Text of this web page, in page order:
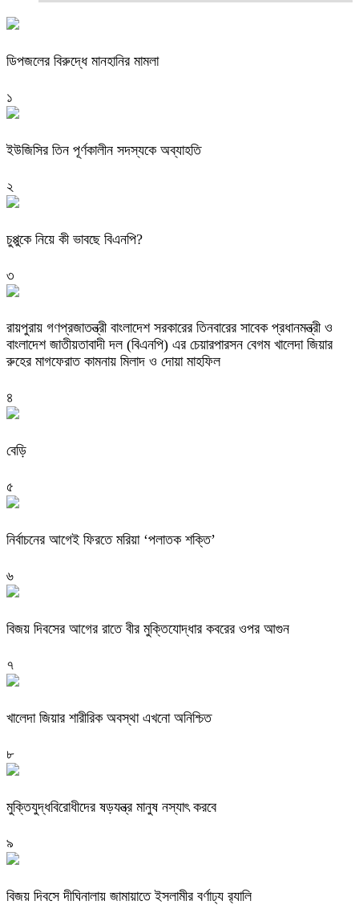
ডিপজলের বিরুদ্ধে মানহানির মামলা
১
ইউজিসির তিন পূর্ণকালীন সদস্যকে অব্যাহতি
২
চুপ্পুকে নিয়ে কী ভাবছে বিএনপি?
৩
রায়পুরায় গণপ্রজাতন্ত্রী বাংলাদেশ সরকারের তিনবারের সাবেক প্রধানমন্ত্রী ও
বাংলাদেশ জাতীয়তাবাদী দল (বিএনপি) এর চেয়ারপারসন বেগম খালেদা জিয়ার
রুহের মাগফেরাত কামনায় মিলাদ ও দোয়া মাহফিল
৪
বেড়ি
৫
নির্বাচনের আগেই ফিরতে মরিয়া ‘পলাতক শক্তি’
৬
বিজয় দিবসের আগের রাতে বীর মুক্তিযোদ্ধার কবরের ওপর আগুন
৭
খালেদা জিয়ার শারীরিক অবস্থা এখনো অনিশ্চিত
৮
মুক্তিযুদ্ধবিরোধীদের ষড়যন্ত্র মানুষ নস্যাৎ করবে
৯
বিজয় দিবসে দীঘিনালায় জামায়াতে ইসলামীর বর্ণাঢ্য র‍্যালি